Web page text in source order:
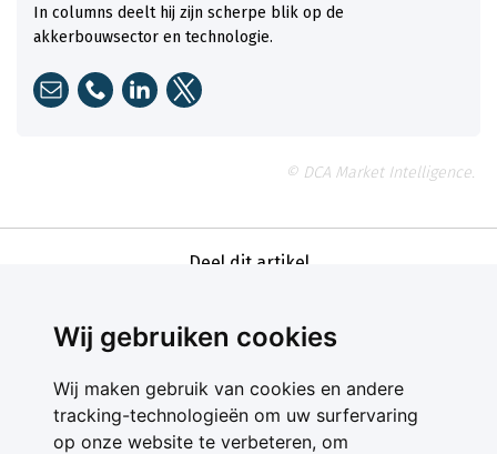
Wij gebruiken cookies
Wij maken gebruik van cookies en andere
tracking-technologieën om uw surfervaring
op onze website te verbeteren, om
In columns deelt hij zijn scherpe blik op de
akkerbouwsector en technologie.
© DCA Market Intelligence.
Deel dit artikel